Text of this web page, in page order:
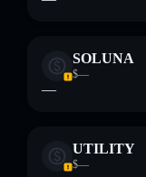
SOLUNA
$—
—
UTILITY
$—